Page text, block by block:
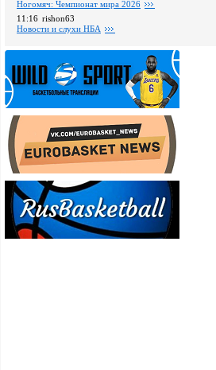
Ногомяч: Чемпионат мира 2026
11:16 rishon63
Новости и слухи НБА